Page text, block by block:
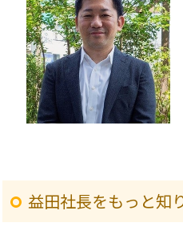
益田社長をもっと知